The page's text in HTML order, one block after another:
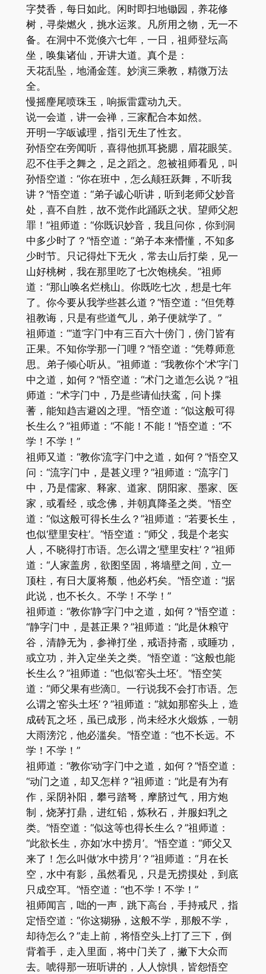
字焚香，每日如此。闲时即扫地锄园，养花修
树，寻柴燃火，挑水运浆。凡所用之物，无一不
备。在洞中不觉倏六七年，一日，祖师登坛高
坐，唤集诸仙，开讲大道。真个是：
天花乱坠，地涌金莲。妙演三乘教，精微万法
全。
慢摇麈尾喷珠玉，响振雷霆动九天。
说一会道，讲一会禅，三家配合本如然。
开明一字皈诚理，指引无生了性玄。
孙悟空在旁闻听，喜得他抓耳挠腮，眉花眼笑。
忍不住手之舞之，足之蹈之。忽被祖师看见，叫
孙悟空道：“你在班中，怎么颠狂跃舞，不听我
讲？”悟空道：“弟子诚心听讲，听到老师父妙音
处，喜不自胜，故不觉作此踊跃之状。望师父恕
罪！”祖师道：“你既识妙音，我且问你，你到洞
中多少时了？”悟空道：“弟子本来懵懂，不知多
少时节。只记得灶下无火，常去山后打柴，见一
山好桃树，我在那里吃了七次饱桃矣。”祖师
道：“那山唤名烂桃山。你既吃七次，想是七年
了。你今要从我学些甚么道？”悟空道：“但凭尊
祖教诲，只是有些道气儿，弟子便就学了。”
祖师道：“‘道’字门中有三百六十傍门，傍门皆有
正果。不知你学那一门哩？”悟空道：“凭尊师意
思。弟子倾心听从。”祖师道：“我教你个‘术’字门
中之道，如何？”悟空道：“术门之道怎么说？”祖
师道：“术字门中，乃是些请仙扶鸾，问卜揲
蓍，能知趋吉避凶之理。”悟空道：“似这般可得
长生么？”祖师道：“不能！不能！”悟空道：“不
学！不学！”
祖师又道：“教你‘流’字门中之道，如何？”悟空又
问：“流字门中，是甚义理？”祖师道：“流字门
中，乃是儒家、释家、道家、阴阳家、墨家、医
家，或看经，或念佛，并朝真降圣之类。”悟空
道：“似这般可得长生么？”祖师道：“若要长生，
也似‘壁里安柱’。”悟空道：“师父，我是个老实
人，不晓得打市语。怎么谓之‘壁里安柱’？”祖师
道：“人家盖房，欲图坚固，将墙壁之间，立一
顶柱，有日大厦将颓，他必朽矣。”悟空道：“据
此说，也不长久。不学！不学！”
祖师道：“教你‘静’字门中之道，如何？”悟空道：
“静字门中，是甚正果？”祖师道：“此是休粮守
谷，清静无为，参禅打坐，戒语持斋，或睡功，
或立功，并入定坐关之类。”悟空道：“这般也能
长生么？”祖师道：“也似‘窑头土坯’。”悟空笑
道：“师父果有些滴。一行说我不会打市语。怎
么谓之‘窑头土坯’？”祖师道：“就如那窑头上，造
成砖瓦之坯，虽已成形，尚未经水火煅炼，一朝
大雨滂沱，他必滥矣。”悟空道：“也不长远。不
学！不学！”
祖师道：“教你‘动’字门中之道，如何？”悟空道：
“动门之道，却又怎样？”祖师道：“此是有为有
作，采阴补阳，攀弓踏弩，摩脐过气，用方炮
制，烧茅打鼎，进红铅，炼秋石，并服妇乳之
类。”悟空道：“似这等也得长生么？”祖师道：
“此欲长生，亦如‘水中捞月’。”悟空道：“师父又
来了！怎么叫做‘水中捞月’？”祖师道：“月在长
空，水中有影，虽然看见，只是无捞摸处，到底
只成空耳。”悟空道：“也不学！不学！”
祖师闻言，咄的一声，跳下高台，手持戒尺，指
定悟空道：“你这猢狲，这般不学，那般不学，
却待怎么？”走上前，将悟空头上打了三下，倒
背着手，走入里面，将中门关了，撇下大众而
去。唬得那一班听讲的，人人惊惧，皆怨悟空